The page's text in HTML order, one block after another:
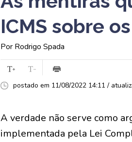
ICMS sobre
Por Rodrigo Spada
postado em 11/08/2022 14:11 /
A verdade não serve como
implementada pela Lei